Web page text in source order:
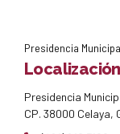
Presidencia
Localización
Presidencia
CP. 38000 Celaya,